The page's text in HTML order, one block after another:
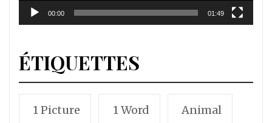
00:00 01:49
ÉTIQUETTES
1 Picture 1 Word Animal